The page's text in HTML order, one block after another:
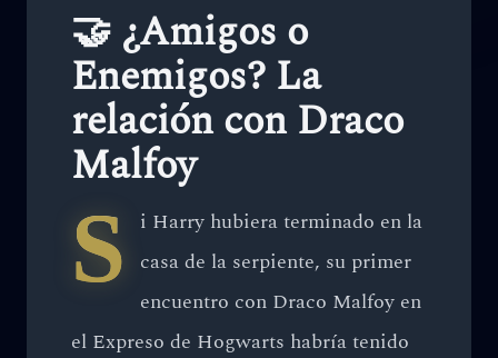
🤝 ¿Amigos o
Enemigos? La
relación con Draco
Malfoy
S
i Harry hubiera terminado en la
casa de la serpiente, su primer
encuentro con Draco Malfoy en
el Expreso de Hogwarts habría tenido